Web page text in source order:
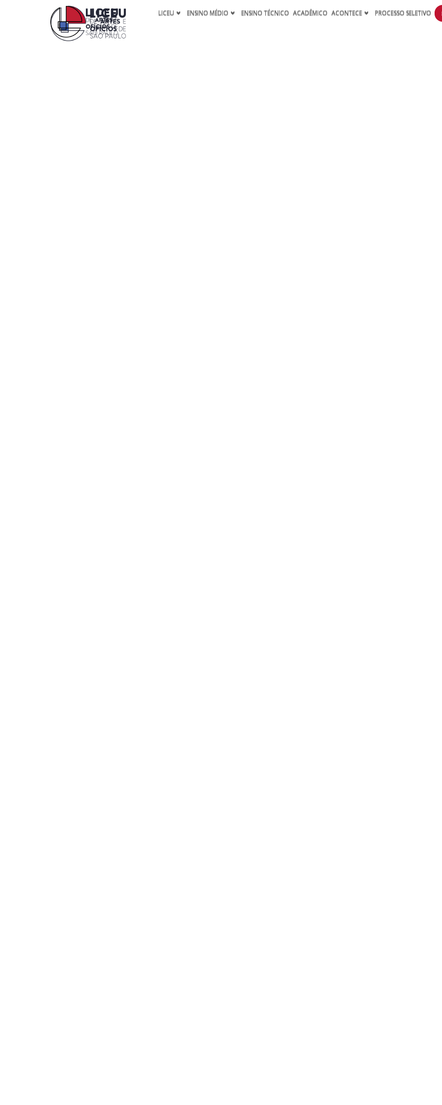
LICEU ENSINO MÉDIO ENSINO TÉCNICO ACADÊMICO ACONTECE PROCESSO SELETIVO